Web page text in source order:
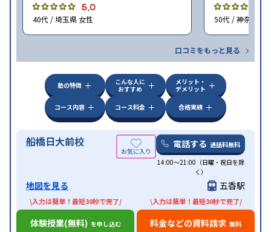
5.0
40代 / 埼玉県 女性 50代 / 神奈川県
口コミをもっと見る
塾の特徴
こんな人に
おすすめ
メリット・
デメリット
コース内容
コース料金 合格実績
船橋日大前校 電話する 通話料無料
14:00〜21:00（日曜・祝日を除
く）
地図を見る 五香駅
\入力は簡単！最短30秒で完了/
体験授業(無料) を申し込む
\入力は簡単！最短30秒で完了/
料金などの資料請求 無料